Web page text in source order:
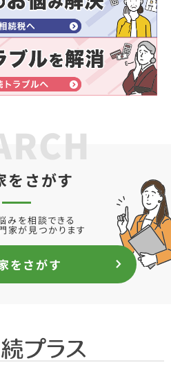
をさがす
みを相談できる
家が見つかります
をさがす